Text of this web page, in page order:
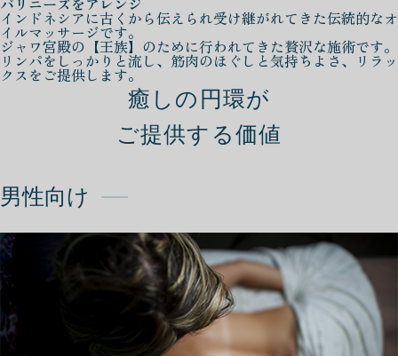
インドネシアに古くから伝えられ受け継がれてきた伝統的なオ
イルマッサージです。
ジャワ宮殿の【王族】のために行われてきた贅沢な施術です。
リンパをしっかりと流し、筋肉のほぐしと気持ちよさ、リラッ
クスをご提供します。
癒しの円環が
ご提供する価値
男性向け